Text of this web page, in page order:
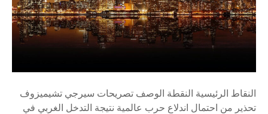
النقاط الرئيسية النقطة الوصف تصريحات سيرجي تشيميزوف
تحذير من احتمال اندلاع حرب عالمية نتيجة التدخل الغربي في